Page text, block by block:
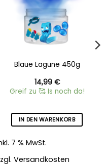
Blaue Lagune 450g
14,99 €
Greif zu 🥰 Is noch da!
IN DEN WARENKORB
7 % MwSt.
Versandkosten